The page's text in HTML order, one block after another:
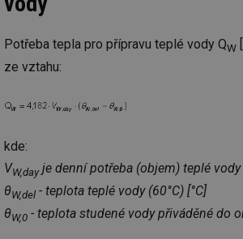
Potřeba tepla pro přípravu teplé vody QW
ze vztahu:
kde:
VW,dayje denní potřeba (objem) teplé vody
θW,del - teplota teplé vody (60°C) [°C]
θW,0 - teplota studené vody přiváděné do